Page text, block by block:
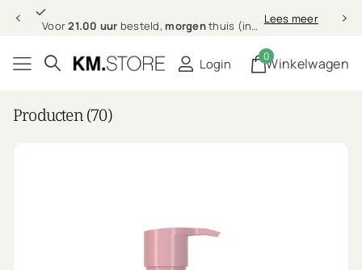
Voor21.00 uur besteld, morgenthuis (in NL & BE) Lees meer
Login Winkelwagen
0
Producten (70)